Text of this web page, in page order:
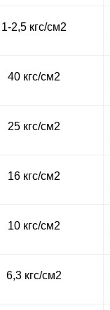
1-2,5 кгс/см2
40 кгс/см2
25 кгс/см2
16 кгс/см2
10 кгс/см2
6,3 кгс/см2